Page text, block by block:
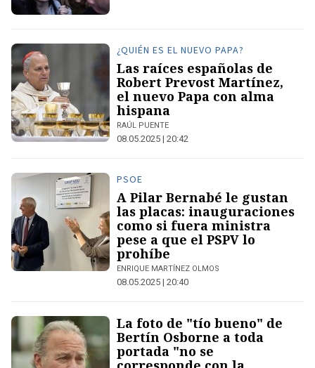
¿QUIÉN ES EL NUEVO PAPA?
Las raíces españolas de
Robert Prevost Martínez,
el nuevo Papa con alma
hispana
RAÚL PUENTE
08.05.2025 | 20:42
PSOE
A Pilar Bernabé le gustan
las placas: inauguraciones
como si fuera ministra
pese a que el PSPV lo
prohíbe
ENRIQUE MARTÍNEZ OLMOS
08.05.2025 | 20:40
La foto de "tío bueno" de
Bertín Osborne a toda
portada "no se